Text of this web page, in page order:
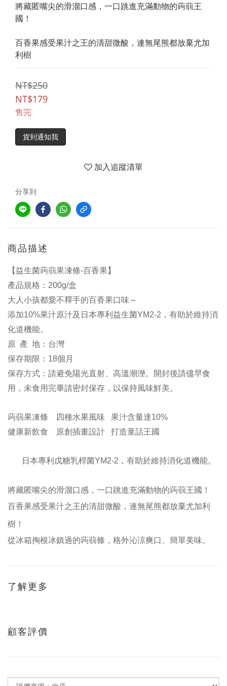
將藏匿嘴尖的滑溜口感，一口跳進充滿動物的蒟蒻王
國！
百香果感受果汁之王的清甜微酸，連無尾熊都放棄尤加
利樹
NT$250
NT$179
售完
貨到通知我
加入追蹤清單
分享到
商品描述
【益生菌蒟蒻果凍條-百香果】
產品規格：200g/盒
大人小孩都愛不釋手的百香果口味～
添加10%果汁原汁及日本專利益生菌YM2-2，有助於維持消
化道機能。
原  產  地：台灣
保存期限：18個月
保存方式：請避免陽光直射、高溫潮溼。開封後請儘早食
用，未食用完畢請密封保存，以保持風味鮮美。
蒟蒻果凍條    四種水果風味   果汁含量達10%
健康新飲食    原創插畫設計   打造童話王國
       日本專利戊糖乳桿菌YM2-2，有助於維持消化道機能。
將藏匿嘴尖的滑溜口感，一口跳進充滿動物的蒟蒻王國！
百香果感受果汁之王的清甜微酸，連無尾熊都放棄尤加利
樹！
從冰箱掏根冰鎮過的蒟蒻條，格外沁涼爽口、簡單美味。
了解更多
顧客評價